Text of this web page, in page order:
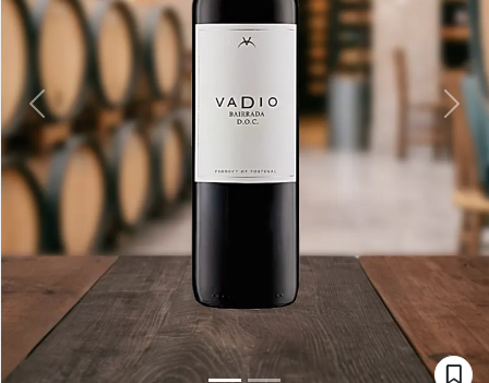
Previous